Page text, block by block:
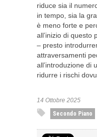
riduce sia il
in tempo, sia la
è meno forte e
all’inizio di questo
– presto
attraversamenti
all’introduzione di
ridurre i rischi
14 Ottobre 2025
Secondo Piano